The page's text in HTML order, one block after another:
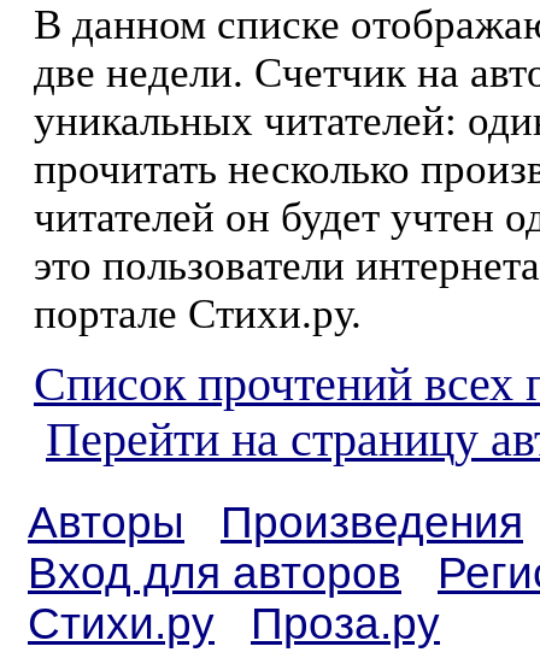
В данном списке
две недели. Счетчик на
уникальных читателей:
прочитать несколько
читателей он будет учтен
это пользователи
портале Стихи.ру.
Список прочтений всех
Перейти на страницу
Авторы
Произведения
Вход для авторов
Стихи.ру
Проза.ру